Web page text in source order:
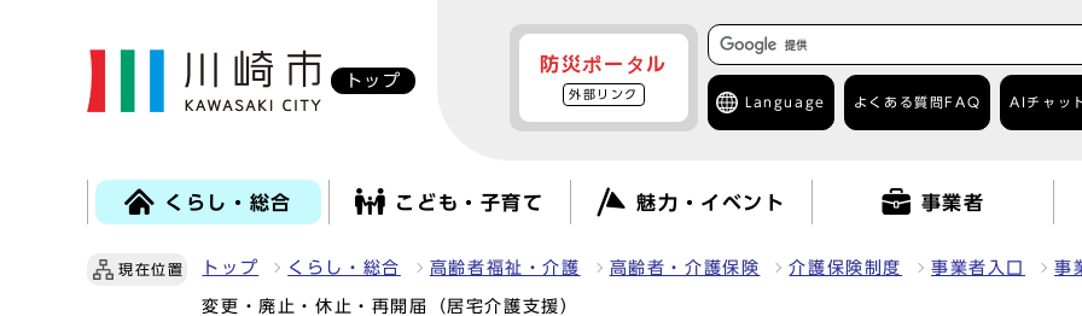
トップ
防災ポータル
外部リンク
Language よくある質問 FAQ AIチャッ
くらし・総合 こども・子育て 魅力・イベント 事業者
現在位置 トップ くらし・総合 高齢者福祉・介護 高齢者・介護保険 介護保険制度 事業者入口 事
変更・廃止・休止・再開届（居宅介護支援）